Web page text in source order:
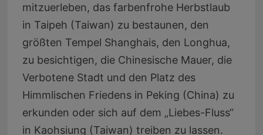
mitzuerleben, das farbenfrohe Herbstlaub
in Taipeh (Taiwan) zu bestaunen, den
größten Tempel Shanghais, den Longhua,
zu besichtigen, die Chinesische Mauer, die
Verbotene Stadt und den Platz des
Himmlischen Friedens in Peking (China) zu
erkunden oder sich auf dem „Liebes-Fluss“
in Kaohsiung (Taiwan) treiben zu lassen.